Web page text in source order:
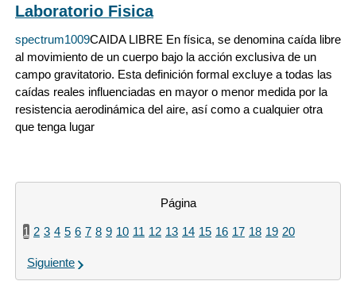
Laboratorio Fisica
spectrum1009CAIDA LIBRE En física, se denomina caída libre
al movimiento de un cuerpo bajo la acción exclusiva de un
campo gravitatorio. Esta definición formal excluye a todas las
caídas reales influenciadas en mayor o menor medida por la
resistencia aerodinámica del aire, así como a cualquier otra
que tenga lugar
Página
1 2 3 4 5 6 7 8 9 10 11 12 13 14 15 16 17 18 19 20
Siguiente